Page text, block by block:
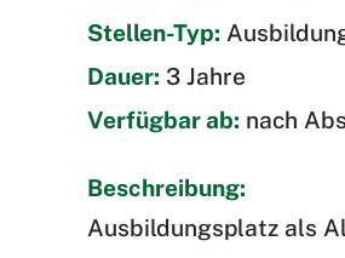
Stellen-Typ:
Dauer: 3 Jahre
Verfügbar ab: nach
Beschreibung:
Ausbildungsplatz als